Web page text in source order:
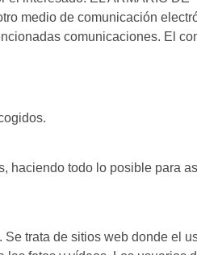
medio de comunicación
comunicaciones. El
haciendo todo lo posible para
trata de sitios web donde el